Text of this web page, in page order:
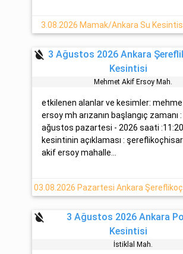
3.08.2026 Mamak/Ankara Su
format_color_reset 3 Ağustos 2026 Ankara
Kesintisi
Mehmet Aki̇f Ersoy Mah.
etkilenen alanlar ve kesimler:
ersoy mh arızanın başlangıç zamanı
ağustos pazartesi - 2026 saati
kesintinin açıklaması :
akif ersoy mahalle...
format_color_reset
3 Ağustos 2026 Ankara
Kesintisi
İsti̇klal Mah.